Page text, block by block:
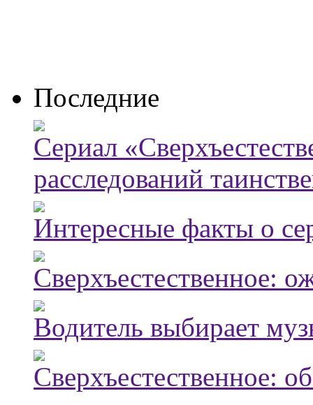
Последние
Сериал
расследований
Интересные факты о
Сверхъестественное:
Водитель выбирает
Сверхъестественное: